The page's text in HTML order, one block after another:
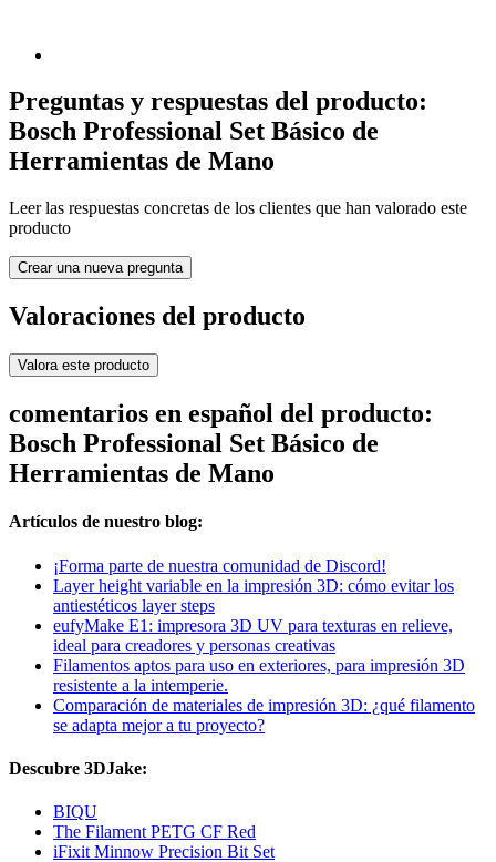
Preguntas y respuestas del producto:
Bosch Professional Set Básico de
Herramientas de Mano
Leer las respuestas concretas de los clientes que han valorado este
producto
Crear una nueva pregunta
Valoraciones del producto
Valora este producto
comentarios en español del producto:
Bosch Professional Set Básico de
Herramientas de Mano
Artículos de nuestro blog:
¡Forma parte de nuestra comunidad de Discord!
Layer height variable en la impresión 3D: cómo evitar los
antiestéticos layer steps
eufyMake E1: impresora 3D UV para texturas en relieve,
ideal para creadores y personas creativas
Filamentos aptos para uso en exteriores, para impresión 3D
resistente a la intemperie.
Comparación de materiales de impresión 3D: ¿qué filamento
se adapta mejor a tu proyecto?
Descubre 3DJake:
BIQU
The Filament PETG CF Red
iFixit Minnow Precision Bit Set